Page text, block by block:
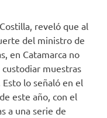
reveló que al
del ministro de
en Catamarca no
muestras
lo señaló en el
este año, con el
a una serie de